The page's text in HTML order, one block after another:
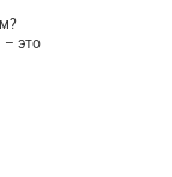
– это